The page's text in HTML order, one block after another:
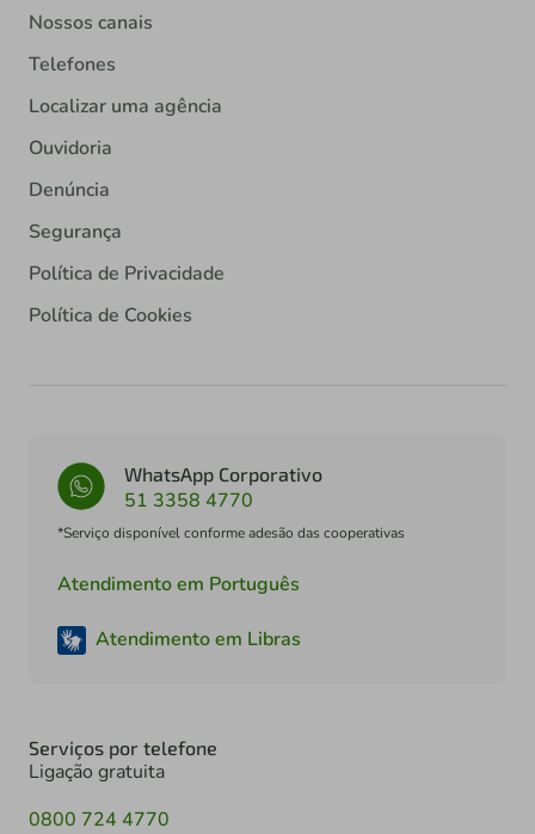
Nossos canais
Telefones
Localizar uma agência
Ouvidoria
Denúncia
Segurança
Política de Privacidade
Política de Cookies
WhatsApp Corporativo
51 3358 4770
*Serviço disponível conforme adesão das cooperativas
Atendimento em Português
Atendimento em Libras
Serviços por telefone
Ligação gratuita
0800 724 4770